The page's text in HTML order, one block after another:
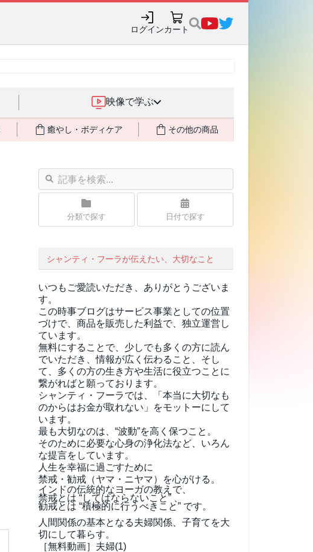
ログインカート
映像で学ぶ
癒やし・ボディケア その他の商品
分類で探す 日付で探す
シャンティ・フーラが伝えたい、大切なこと
いつもご愛読いただき、ありがとうございま
す。
この時事ブログはサービス事業としての位置
づけで、商品を販売した利益で、独立運営し
ています。
無料にすることで、少しでも多くの方に読ん
でいただき、情報が広く伝わること、そし
て、 多くの方の生き方や生活に役立つことに
繋がればと願っております。
シャンティ・フーラでは、「本当に大切なも
のからはお金が取れない」をモットーにして
います。
最も大切なのは、“波動”を高く保つこと。
そのために必要な心身の浄化法など、いろん
な提言をしています。
人生を幸福に過ごすために
禁戒・勧戒（ヤマ・ニヤマ）を心がける。
インドの伝統的なヨーガの教えで、
禁戒とは “してはならないこと” 、
勧戒とは “積極的に行うべきこと” です。
人間関係の基本となる夫婦関係、子育てを大
切にして暮らす。
［無料動画］夫婦(1)